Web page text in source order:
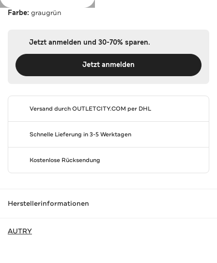
Farbe: graugrün
Jetzt anmelden und 30-70% sparen.
Jetzt anmelden
Versand durchOUTLETCITY.COM per DHL
Schnelle Lieferung in 3-5 Werktagen
Kostenlose Rücksendung
Herstellerinformationen
AUTRY